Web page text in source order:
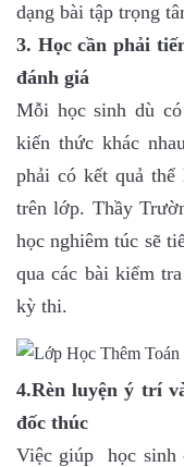
dạng bài tập trọng
3. Học cần phải
đánh giá
Mỗi học sinh dù
kiến thức khác
phải có kết quả
trên lớp. Thầy
học nghiêm túc sẽ
qua các bài kiểm
kỳ thi.
4.Rèn luyện ý trí
đốc thúc
Việc giúp học sinh